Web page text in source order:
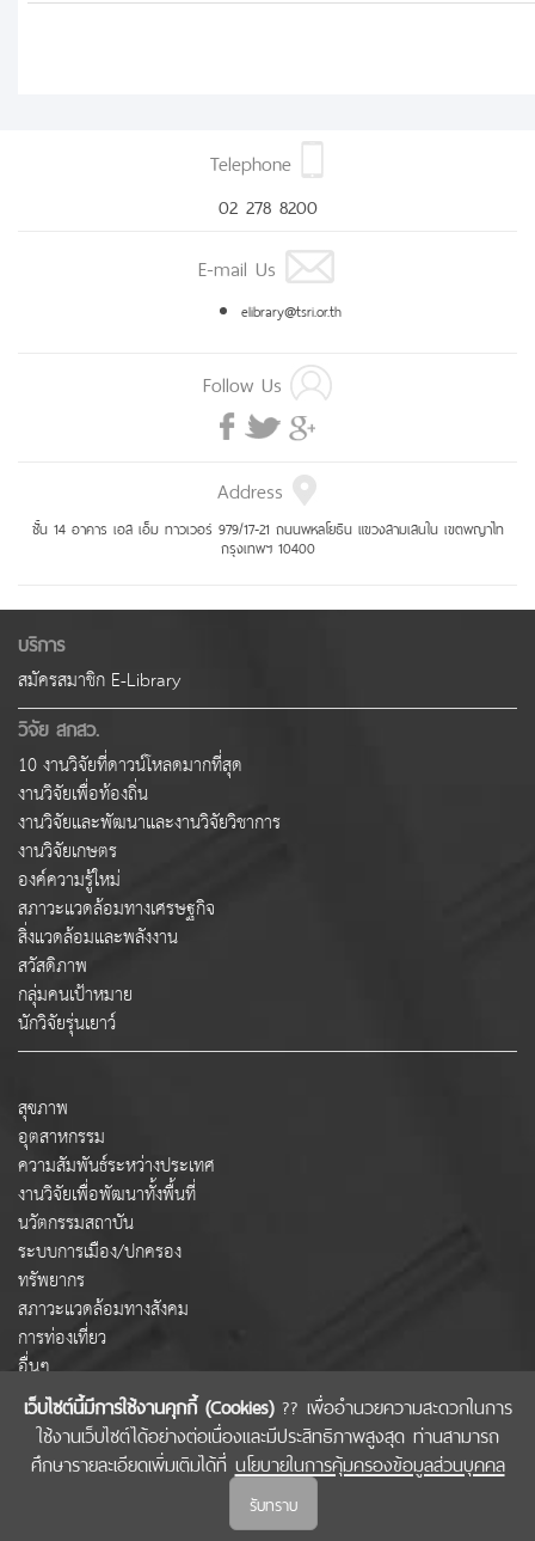
เว็บไซต์นี้มีการใช้งานคุกกี้ (Cookies)?? เพื่ออำนวยความสะดวกในการ
ใช้งานเว็บไซต์ได้อย่างต่อเนื่องและมีประสิทธิภาพสูงสุด ท่านสามารถ
ศึกษารายละเอียดเพิ่มเติมได้ที่ นโยบายในการคุ้มครองข้อมูลส่วนบุคคล
รับทราบ
Telephone
02 278 8200
E-mail Us
elibrary@tsri.or.th
Follow Us
Address
ชั้น 14 อาคาร เอส เอ็ม ทาวเวอร์ 979/17-21 ถนนพหลโยธิน แขวงสามเสนใน เขตพญาไท
กรุงเทพฯ 10400
บริการ
สมัครสมาชิก E-Library
วิจัย สกสว.
10 งานวิจัยที่ดาวน์โหลดมากที่สุด
งานวิจัยเพื่อท้องถิ่น
งานวิจัยและพัฒนาและงานวิจัยวิชาการ
งานวิจัยเกษตร
องค์ความรู้ใหม่
สภาวะแวดล้อมทางเศรษฐกิจ
สิ่งแวดล้อมและพลังงาน
สวัสดิภาพ
กลุ่มคนเป้าหมาย
นักวิจัยรุ่นเยาว์
สุขภาพ
อุตสาหกรรม
ความสัมพันธ์ระหว่างประเทศ
งานวิจัยเพื่อพัฒนาทั้งพื้นที่
นวัตกรรมสถาบัน
ระบบการเมือง/ปกครอง
ทรัพยากร
สภาวะแวดล้อมทางสังคม
การท่องเที่ยว
อื่นๆ
COPYRIGHT © 2022 สำนักงานคณะกรรมการส่งเสริมวิทยาศาสตร์ วิจัยและนวัตกรรม
(สกสว.)
นโยบายในการคุ้มครองข้อมูลส่วนบุคคล